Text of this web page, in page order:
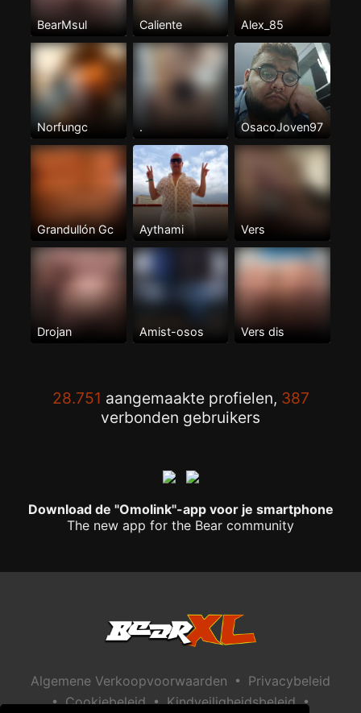
BearMsul Caliente Alex_85
Norfungc . OsacoJoven97
Grandullón Gc Aythami Vers
Drojan Amist-osos Vers dis
28.751 aangemaakte profielen, 387
verbonden gebruikers
Download de "Omolink"-app voor je smartphone
The new app for the Bear community
Algemene Verkoopvoorwaarden • Privacybeleid
• Cookiebeleid • Kindveiligheidsbeleid •